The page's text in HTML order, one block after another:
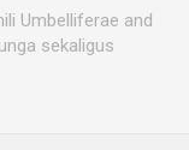
Umbelliferae and
sekaligus